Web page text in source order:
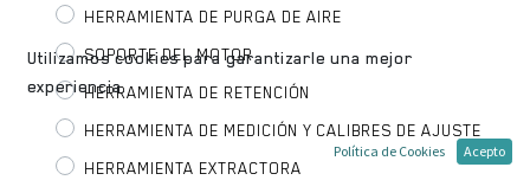
HERRAMIENTA DE PURGA DE AIRE
SOPORTE DEL MOTOR
HERRAMIENTA DE RETENCIÓN
HERRAMIENTA DE MEDICIÓN Y CALIBRES DE AJUSTE
HERRAMIENTA EXTRACTORA
Utilizamos cookies para garantizarle una mejor
experiencia.
Política de Cookies Acepto